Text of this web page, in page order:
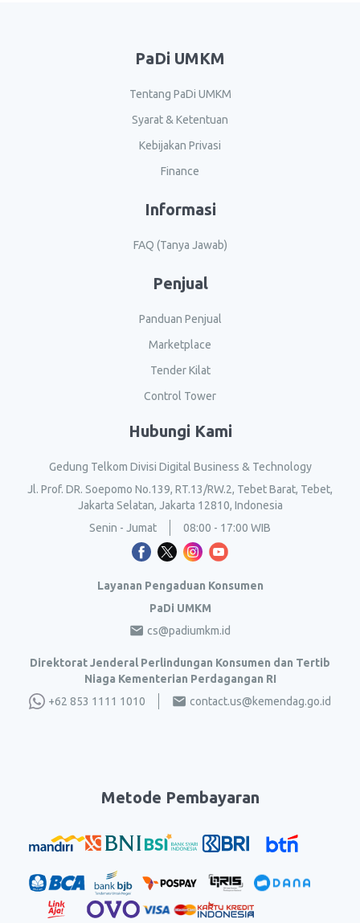
PaDi UMKM
Tentang PaDi UMKM
Syarat & Ketentuan
Kebijakan Privasi
Finance
Informasi
FAQ (Tanya Jawab)
Penjual
Panduan Penjual
Marketplace
Tender Kilat
Control Tower
Hubungi Kami
Gedung Telkom Divisi Digital Business & Technology
Jl. Prof. DR. Soepomo No.139, RT.13/RW.2, Tebet Barat, Tebet,
Jakarta Selatan, Jakarta 12810, Indonesia
Senin - Jumat
08:00 - 17:00 WIB
Layanan Pengaduan Konsumen
PaDi UMKM
cs@padiumkm.id
Direktorat Jenderal Perlindungan Konsumen dan Tertib
Niaga Kementerian Perdagangan RI
+62 853 1111 1010
contact.us@kemendag.go.id
Metode Pembayaran